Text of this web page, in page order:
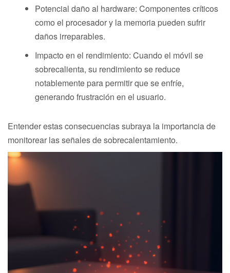
Potencial daño al hardware: Componentes críticos
como el procesador y la memoria pueden sufrir
daños irreparables.
Impacto en el rendimiento: Cuando el móvil se
sobrecalienta, su rendimiento se reduce
notablemente para permitir que se enfríe,
generando frustración en el usuario.
Entender estas consecuencias subraya la importancia de
monitorear las señales de sobrecalentamiento.